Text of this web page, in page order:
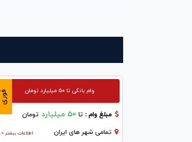
فوری وام بانکی تا ۵۰ میلیارد تومان
مبلغ وام : تا 50 میلیارد تومان
اطلاعات بیشتر > تمامی شهر های ایران